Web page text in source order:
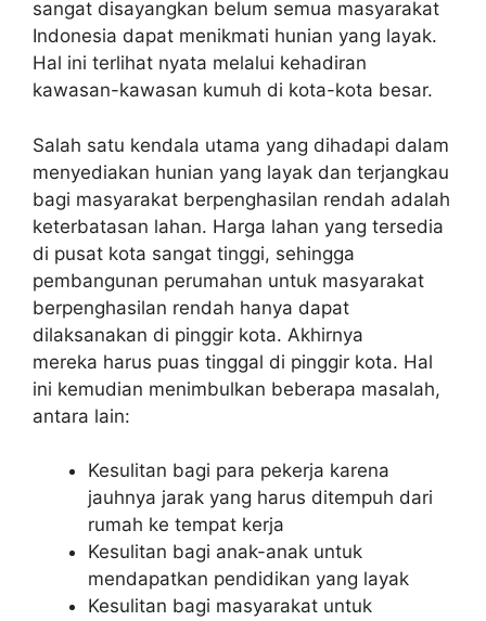
sangat disayangkan belum semua masyarakat
Indonesia dapat menikmati hunian yang layak.
Hal ini terlihat nyata melalui kehadiran
kawasan-kawasan kumuh di kota-kota besar.
Salah satu kendala utama yang dihadapi dalam
menyediakan hunian yang layak dan terjangkau
bagi masyarakat berpenghasilan rendah adalah
keterbatasan lahan. Harga lahan yang tersedia
di pusat kota sangat tinggi, sehingga
pembangunan perumahan untuk masyarakat
berpenghasilan rendah hanya dapat
dilaksanakan di pinggir kota. Akhirnya
mereka harus puas tinggal di pinggir kota. Hal
ini kemudian menimbulkan beberapa masalah,
antara lain:
Kesulitan bagi para pekerja karena
jauhnya jarak yang harus ditempuh dari
rumah ke tempat kerja
Kesulitan bagi anak-anak untuk
mendapatkan pendidikan yang layak
Kesulitan bagi masyarakat untuk